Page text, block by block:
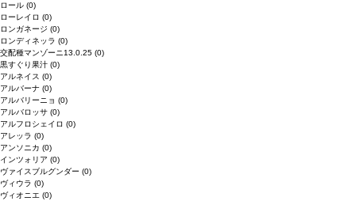
ロール (0)
ローレイロ (0)
ロンガネージ (0)
ロンディネッラ (0)
交配種マンゾーニ13.0.25 (0)
黒すぐり果汁 (0)
アルネイス (0)
アルバーナ (0)
アルバリーニョ (0)
アルバロッサ (0)
アルフロシェイロ (0)
アレッラ (0)
アンソニカ (0)
インツォリア (0)
ヴァイスブルグンダー (0)
ヴィウラ (0)
ヴィオニエ (0)